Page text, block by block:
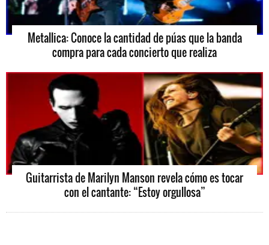
Metallica: Conoce la cantidad de púas que la banda
compra para cada concierto que realiza
Guitarrista de Marilyn Manson revela cómo es tocar
con el cantante: “Estoy orgullosa”